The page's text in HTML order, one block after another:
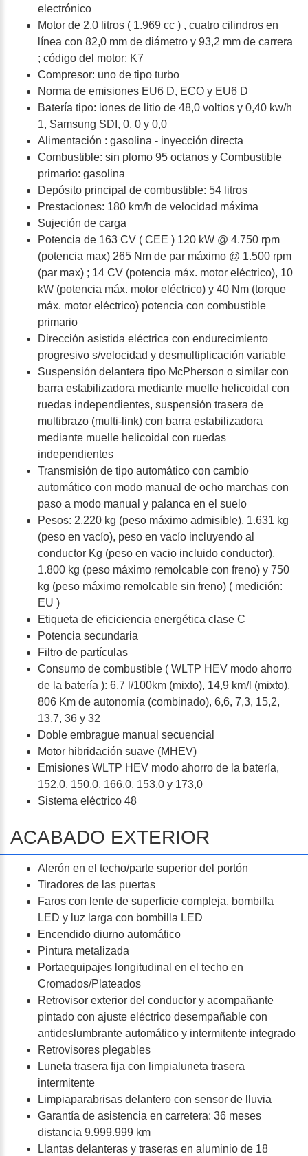
electrónico
Motor de 2,0 litros ( 1.969 cc ) , cuatro cilindros en
línea con 82,0 mm de diámetro y 93,2 mm de carrera
; código del motor: K7
Compresor: uno de tipo turbo
Norma de emisiones EU6 D, ECO y EU6 D
Batería tipo: iones de litio de 48,0 voltios y 0,40 kw/h
1, Samsung SDI, 0, 0 y 0,0
Alimentación : gasolina - inyección directa
Combustible: sin plomo 95 octanos y Combustible
primario: gasolina
Depósito principal de combustible: 54 litros
Prestaciones: 180 km/h de velocidad máxima
Sujeción de carga
Potencia de 163 CV ( CEE ) 120 kW @ 4.750 rpm
(potencia max) 265 Nm de par máximo @ 1.500 rpm
(par max) ; 14 CV (potencia máx. motor eléctrico), 10
kW (potencia máx. motor eléctrico) y 40 Nm (torque
máx. motor eléctrico) potencia con combustible
primario
Dirección asistida eléctrica con endurecimiento
progresivo s/velocidad y desmultiplicación variable
Suspensión delantera tipo McPherson o similar con
barra estabilizadora mediante muelle helicoidal con
ruedas independientes, suspensión trasera de
multibrazo (multi-link) con barra estabilizadora
mediante muelle helicoidal con ruedas
independientes
Transmisión de tipo automático con cambio
automático con modo manual de ocho marchas con
paso a modo manual y palanca en el suelo
Pesos: 2.220 kg (peso máximo admisible), 1.631 kg
(peso en vacío), peso en vacío incluyendo al
conductor Kg (peso en vacio incluido conductor),
1.800 kg (peso máximo remolcable con freno) y 750
kg (peso máximo remolcable sin freno) ( medición:
EU )
Etiqueta de eficiciencia energética clase C
Potencia secundaria
Filtro de partículas
Consumo de combustible ( WLTP HEV modo ahorro
de la batería ): 6,7 l/100km (mixto), 14,9 km/l (mixto),
806 Km de autonomía (combinado), 6,6, 7,3, 15,2,
13,7, 36 y 32
Doble embrague manual secuencial
Motor hibridación suave (MHEV)
Emisiones WLTP HEV modo ahorro de la batería,
152,0, 150,0, 166,0, 153,0 y 173,0
Sistema eléctrico 48
ACABADO EXTERIOR
Alerón en el techo/parte superior del portón
Tiradores de las puertas
Faros con lente de superficie compleja, bombilla
LED y luz larga con bombilla LED
Encendido diurno automático
Pintura metalizada
Portaequipajes longitudinal en el techo en
Cromados/Plateados
Retrovisor exterior del conductor y acompañante
pintado con ajuste eléctrico desempañable con
antideslumbrante automático y intermitente integrado
Retrovisores plegables
Luneta trasera fija con limpialuneta trasera
intermitente
Limpiaparabrisas delantero con sensor de lluvia
Garantía de asistencia en carretera: 36 meses
distancia 9.999.999 km
Llantas delanteras y traseras en aluminio de 18